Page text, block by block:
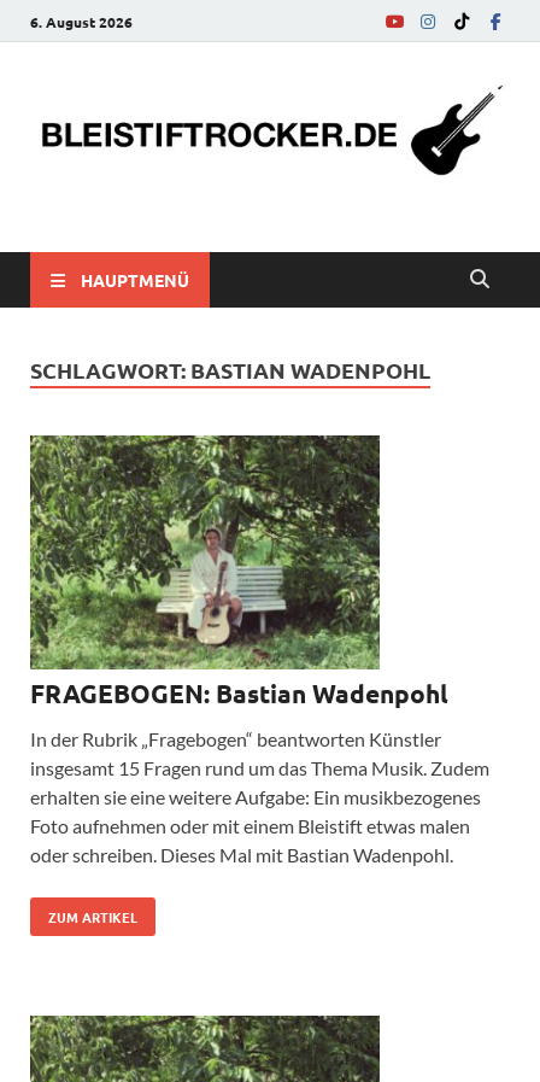
6. August 2026
bleistiftrocker.de
HAUPTMENÜ
SCHLAGWORT: BASTIAN WADENPOHL
FRAGEBOGEN: Bastian Wadenpohl
In der Rubrik „Fragebogen“ beantworten Künstler
insgesamt 15 Fragen rund um das Thema Musik. Zudem
erhalten sie eine weitere Aufgabe: Ein musikbezogenes
Foto aufnehmen oder mit einem Bleistift etwas malen
oder schreiben. Dieses Mal mit Bastian Wadenpohl.
ZUM ARTIKEL